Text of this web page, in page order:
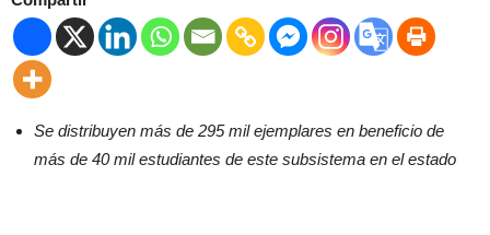
Se distribuyen más de 295 mil ejemplares en beneficio de
más de 40 mil estudiantes de este subsistema en el estado